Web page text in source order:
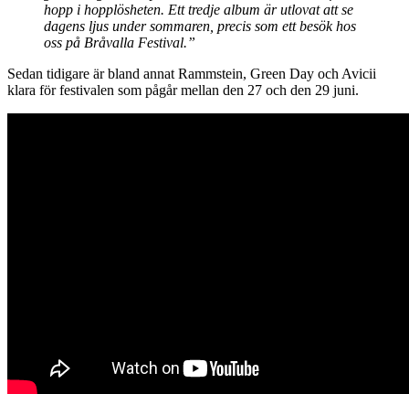
hopp i hopplösheten. Ett tredje album är utlovat att se
dagens ljus under sommaren, precis som ett besök hos
oss på Bråvalla Festival.”
Sedan tidigare är bland annat Rammstein, Green Day och Avicii
klara för festivalen som pågår mellan den 27 och den 29 juni.